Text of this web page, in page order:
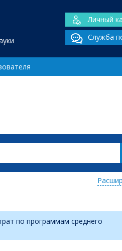
Личный
Служба
по программам среднего